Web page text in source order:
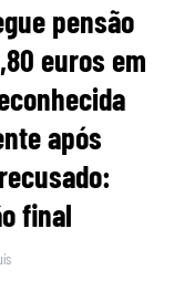
pensão
euros em
após
final